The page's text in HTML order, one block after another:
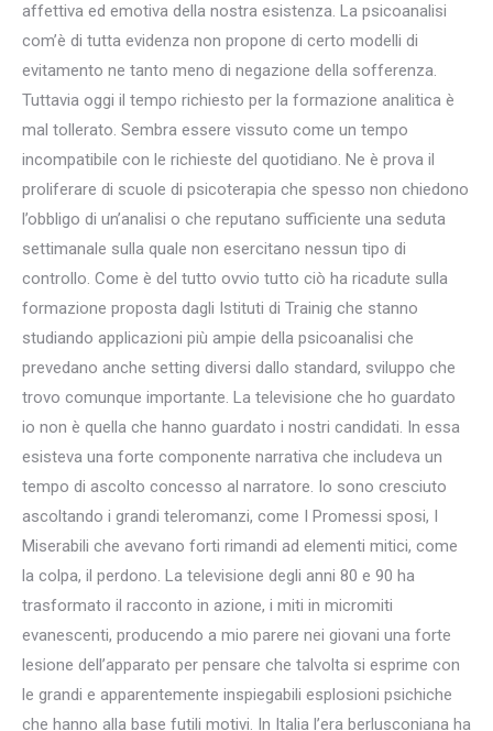
affettiva ed emotiva della nostra esistenza. La psicoanalisi
com’è di tutta evidenza non propone di certo modelli di
evitamento ne tanto meno di negazione della sofferenza.
Tuttavia oggi il tempo richiesto per la formazione analitica è
mal tollerato. Sembra essere vissuto come un tempo
incompatibile con le richieste del quotidiano. Ne è prova il
proliferare di scuole di psicoterapia che spesso non chiedono
l’obbligo di un’analisi o che reputano sufficiente una seduta
settimanale sulla quale non esercitano nessun tipo di
controllo. Come è del tutto ovvio tutto ciò ha ricadute sulla
formazione proposta dagli Istituti di Trainig che stanno
studiando applicazioni più ampie della psicoanalisi che
prevedano anche setting diversi dallo standard, sviluppo che
trovo comunque importante. La televisione che ho guardato
io non è quella che hanno guardato i nostri candidati. In essa
esisteva una forte componente narrativa che includeva un
tempo di ascolto concesso al narratore. Io sono cresciuto
ascoltando i grandi teleromanzi, come I Promessi sposi, I
Miserabili che avevano forti rimandi ad elementi mitici, come
la colpa, il perdono. La televisione degli anni 80 e 90 ha
trasformato il racconto in azione, i miti in micromiti
evanescenti, producendo a mio parere nei giovani una forte
lesione dell’apparato per pensare che talvolta si esprime con
le grandi e apparentemente inspiegabili esplosioni psichiche
che hanno alla base futili motivi. In Italia l’era berlusconiana ha